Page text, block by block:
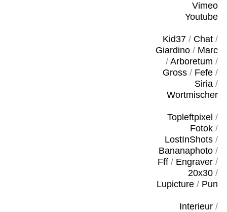
Vimeo
Youtube
Kid37/ Chat/
Giardino/ Marc
/ Arboretum /
Gross/ Fefe/
Siria/
Wortmischer
Topleftpixel /
Fotok/
LostInShots/
Bananaphoto/
Fff/ Engraver/
20x30/
Lupicture/ Pun
Interieur/